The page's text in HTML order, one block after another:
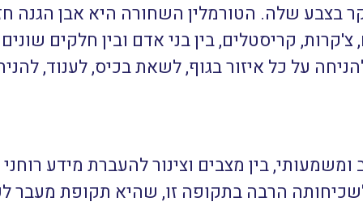
בצבע שלה. הטורמלין השחורה היא אבן הגנה
צ'קרות, קריסטלים, בין בני אדם ובין חלקים
על כל איזור בגוף, לשאת בכיס, לענוד,
בין מצבים וצינור להעברת מידע רוחני
הרבה בתקופה זו, שהיא תקופת מעבר